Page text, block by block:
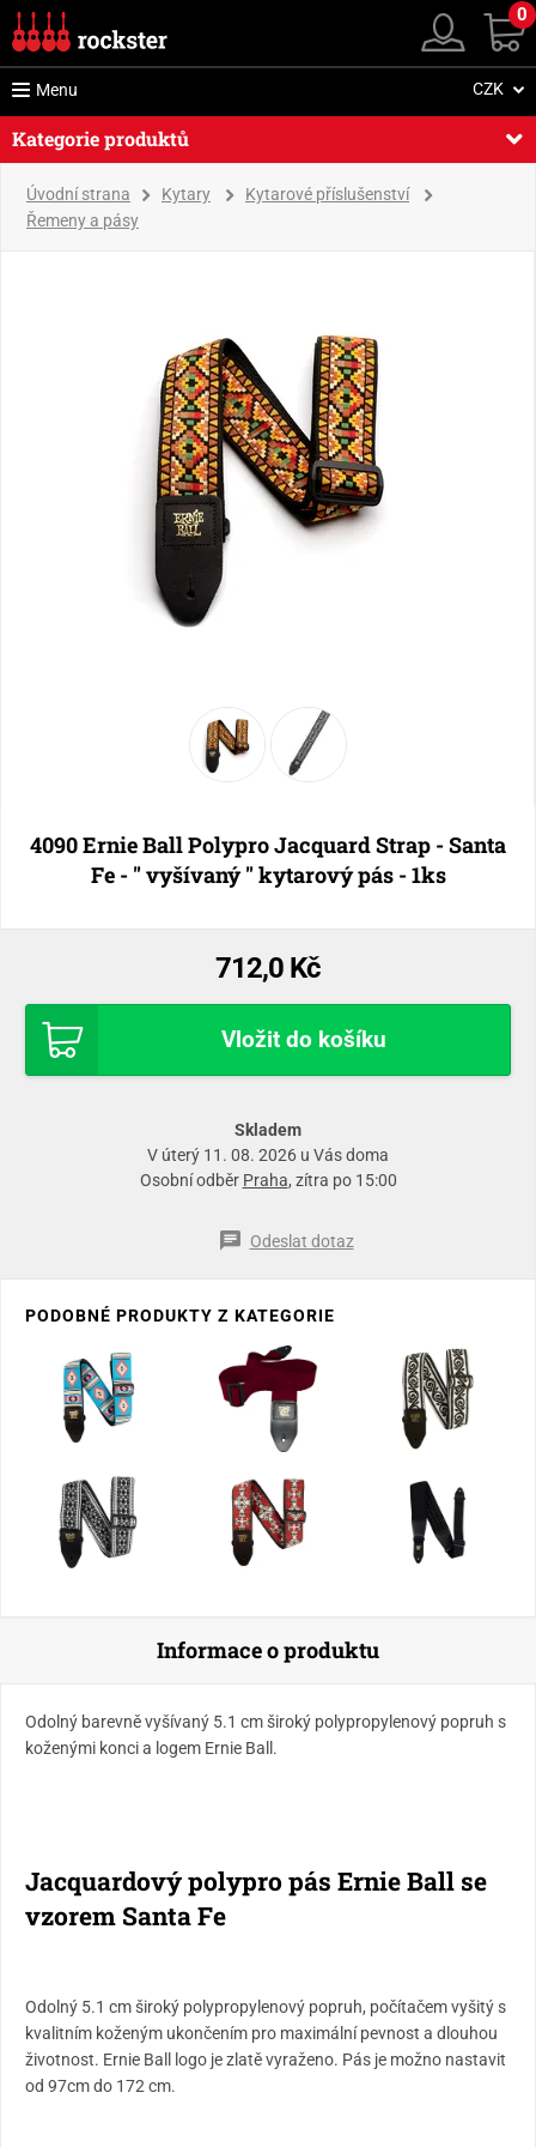
0
Menu CZK
Kategorie produktů
Úvodní strana Kytary
Kytarové příslušenství
Řemeny a pásy
4090 Ernie Ball Polypro Jacquard Strap - Santa
Fe - " vyšívaný " kytarový pás - 1ks
712,0 Kč
Vložit do košíku
Skladem
V úterý 11. 08. 2026 u Vás doma
Osobní odběr Praha, zítra po 15:00
Odeslat dotaz
PODOBNÉ PRODUKTY Z KATEGORIE
Informace o produktu
Odolný barevně vyšívaný 5.1 cm široký polypropylenový popruh s
koženými konci a logem Ernie Ball.
Jacquardový polypro pás Ernie Ball se
vzorem Santa Fe
Odolný 5.1 cm široký polypropylenový popruh, počítačem vyšitý s
kvalitním koženým ukončením pro maximální pevnost a dlouhou
životnost. Ernie Ball logo je zlatě vyraženo. Pás je možno nastavit
od 97cm do 172 cm.